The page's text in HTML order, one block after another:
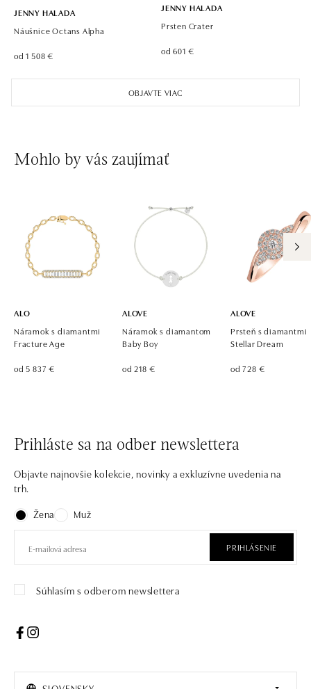
OBJAVTE VIAC
JENNY HALADA
Náušnice Octans Alpha
od 1 508 €
JENNY HALADA
Prsten Crater
od 601 €
Mohlo by vás zaujímať
ALO
Náramok s diamantmi
Fracture Age
od 5 837 €
ALOVE
Náramok s diamantom
Baby Boy
od 218 €
ALOVE
Prsteň s diamantmi
Stellar Dream
od 728 €
Prihláste sa na odber newslettera
Objavte najnovšie kolekcie, novinky a exkluzívne uvedenia na
trh.
Žena
Muž
PRIHLÁSENIE
Súhlasím s odberom newslettera